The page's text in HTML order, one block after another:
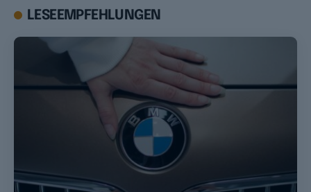
LESEEMPFEHLUNGEN